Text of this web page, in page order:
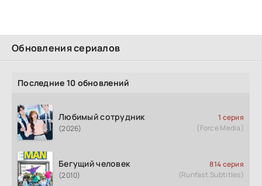
Обновления сериалов
Последние 10 обновлений
Любимый сотрудник
(2026)
1 серия
(Force Media)
Бегущий человек
(2010)
814 серия
(Runfast.Subtitles)